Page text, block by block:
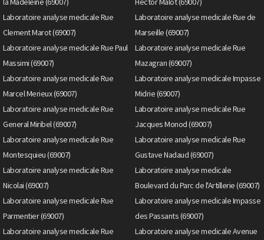
Laboratoire analyse medicale Rue
Clement Marot (69007)
Laboratoire analyse medicale Rue de
Marseille (69007)
Laboratoire analyse medicale Rue Paul
Massimi (69007)
Laboratoire analyse medicale Rue
Mazagran (69007)
Laboratoire analyse medicale Rue
Marcel Merieux (69007)
Laboratoire analyse medicale Impasse
Midrie (69007)
Laboratoire analyse medicale Rue
General Miribel (69007)
Laboratoire analyse medicale Rue
Jacques Monod (69007)
Laboratoire analyse medicale Rue
Montesquieu (69007)
Laboratoire analyse medicale Rue
Gustave Nadaud (69007)
Laboratoire analyse medicale Rue
Nicolai (69007)
Laboratoire analyse medicale
Boulevard du Parc de l'Artillerie (69007)
Laboratoire analyse medicale Rue
Parmentier (69007)
Laboratoire analyse medicale Impasse
des Passants (69007)
Laboratoire analyse medicale Rue
Laboratoire analyse medicale Avenue